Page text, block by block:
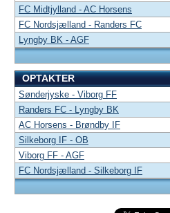
FC Midtjylland - AC Horsens
FC Nordsjælland - Randers FC
Lyngby BK - AGF
OPTAKTER
Sønderjyske - Viborg FF
Randers FC - Lyngby BK
AC Horsens - Brøndby IF
Silkeborg IF - OB
Viborg FF - AGF
FC Nordsjælland - Silkeborg IF